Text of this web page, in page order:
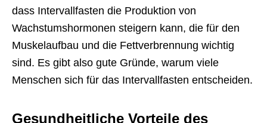
dass Intervallfasten die Produktion von
Wachstumshormonen steigern kann, die für den
Muskelaufbau und die Fettverbrennung wichtig
sind. Es gibt also gute Gründe, warum viele
Menschen sich für das Intervallfasten entscheiden.
Gesundheitliche Vorteile des